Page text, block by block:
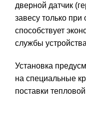
дверной датчик
завесу только при
способствует
службы
Установка
на специальные
поставки